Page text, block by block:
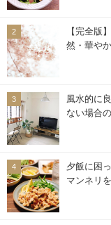
【完全版
然・華や
風水的に
ない場合
夕飯に困
マンネリ